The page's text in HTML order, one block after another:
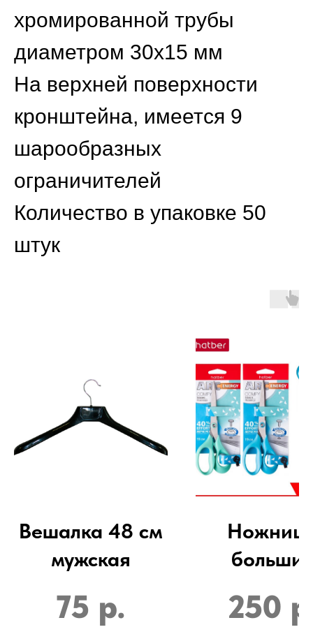
хромированной трубы
диаметром 30x15 мм
На верхней поверхности
кронштейна, имеется 9
шарообразных
ограничителей
Количество в упаковке 50
штук
Вешалка 48 см
мужская
75 р. 250